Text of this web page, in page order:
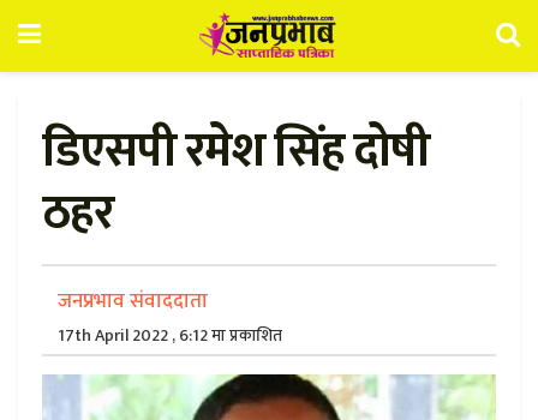
डिएसपी रमेश सिंह दोषी
ठहर
जनप्रभाव संवाददाता
17th April 2022 , 6:12 मा प्रकाशित